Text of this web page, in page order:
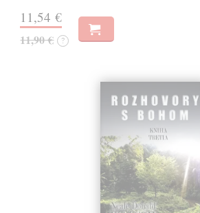
11,54 €
11,90 € ?